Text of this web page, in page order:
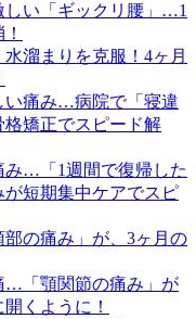
しい「ギックリ腰」…1
溜まりを克服！4ヶ月
い痛み…病院で「寝違
格矯正でスピード解
み…「1週間で復帰した
短期集中ケアでスピ
の痛み」が、3ヶ月の
…「顎関節の痛み」が
くように！